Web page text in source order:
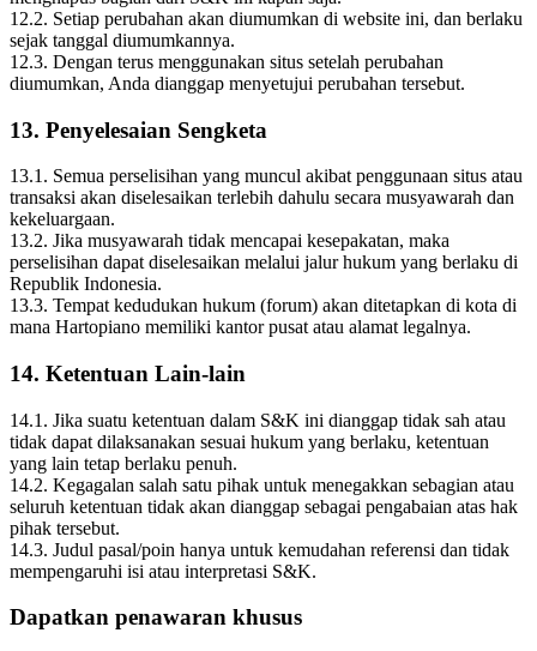
12.2. Setiap perubahan akan diumumkan di website ini, dan berlaku
sejak tanggal diumumkannya.
12.3. Dengan terus menggunakan situs setelah perubahan
diumumkan, Anda dianggap menyetujui perubahan tersebut.
13. Penyelesaian Sengketa
13.1. Semua perselisihan yang muncul akibat penggunaan situs atau
transaksi akan diselesaikan terlebih dahulu secara musyawarah dan
kekeluargaan.
13.2. Jika musyawarah tidak mencapai kesepakatan, maka
perselisihan dapat diselesaikan melalui jalur hukum yang berlaku di
Republik Indonesia.
13.3. Tempat kedudukan hukum (forum) akan ditetapkan di kota di
mana Hartopiano memiliki kantor pusat atau alamat legalnya.
14. Ketentuan Lain‑lain
14.1. Jika suatu ketentuan dalam S&K ini dianggap tidak sah atau
tidak dapat dilaksanakan sesuai hukum yang berlaku, ketentuan
yang lain tetap berlaku penuh.
14.2. Kegagalan salah satu pihak untuk menegakkan sebagian atau
seluruh ketentuan tidak akan dianggap sebagai pengabaian atas hak
pihak tersebut.
14.3. Judul pasal/poin hanya untuk kemudahan referensi dan tidak
mempengaruhi isi atau interpretasi S&K.
Dapatkan penawaran khusus